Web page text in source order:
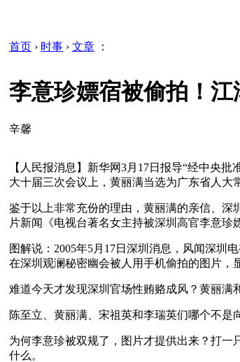
首页 › 时事 › 文章 ：
李意珍嫖宿被偷拍！江
辛馨
【人民报消息】新华网3月17日报导“经中央
大十届三次会议上，黄丽满当选为广东省人大
鉴于以上非常充份的理由，黄丽满的亲信、深
片新闻《电视台著名女主持被深圳高官李意珍
图解说：2005年5月17日深圳消息，风闻深圳
在深圳观澜秘密幽会被人用手机偷拍的图片，
难道今天才发现深圳官场性贿赂成风？黄丽
陈至立、黄丽满、宋祖英和李瑞英们哪个不是
为何李意珍被双规了，图片才提供出来？打
什么。